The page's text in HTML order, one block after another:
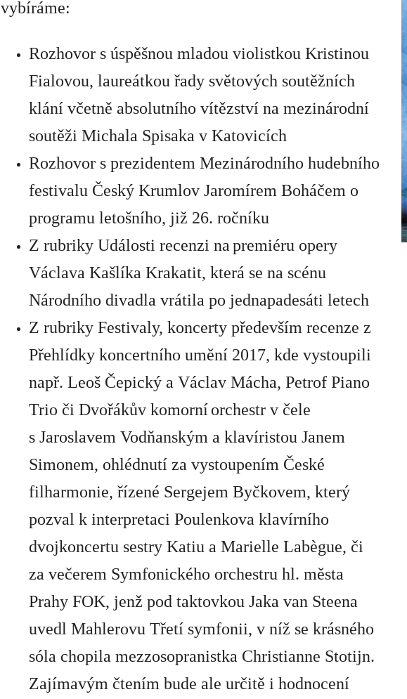
vybíráme:
Rozhovor s úspěšnou mladou violistkou Kristinou
Fialovou, laureátkou řady světových soutěžních
klání včetně absolutního vítězství na mezinárodní
soutěži Michala Spisaka v Katovicích
Rozhovor s prezidentem Mezinárodního hudebního
festivalu Český Krumlov Jaromírem Boháčem o
programu letošního, již 26. ročníku
Z rubriky Události recenzi na premiéru opery
Václava Kašlíka Krakatit, která se na scénu
Národního divadla vrátila po jednapadesáti letech
Z rubriky Festivaly, koncerty především recenze z
Přehlídky koncertního umění 2017, kde vystoupili
např. Leoš Čepický a Václav Mácha, Petrof Piano
Trio či Dvořákův komorníorchestr v čele
s Jaroslavem Vodňanským a klavíristou Janem
Simonem, ohlédnutí za vystoupením České
filharmonie, řízené Sergejem Byčkovem, který
pozval k interpretaci Poulenkova klavírního
dvojkoncertu sestry Katiu a Marielle Labègue, či
za večerem Symfonického orchestru hl. města
Prahy FOK, jenž pod taktovkou Jaka van Steena
uvedl Mahlerovu Třetí symfonii, v níž se krásného
sóla chopila mezzosopranistka Christianne Stotijn.
Zajímavým čtením bude ale určitě i hodnocení